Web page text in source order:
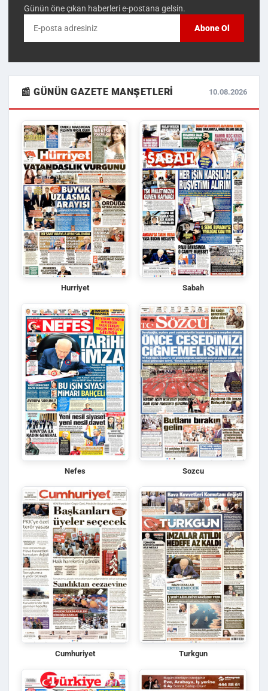
Günün öne çıkan haberleri e-postana gelsin.
Abone Ol
📰 GÜNÜN GAZETE MANŞETLERI 10.08.2026
Hurriyet Sabah
Nefes Sozcu
Cumhuriyet Turkgun